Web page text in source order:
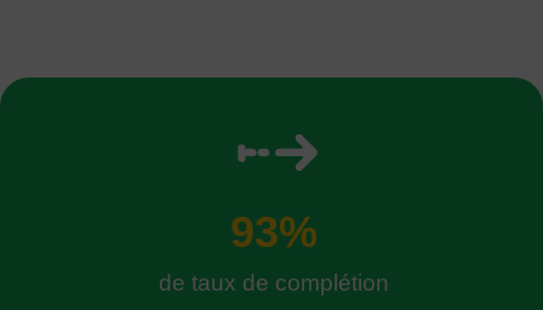
93%
de taux de complétion